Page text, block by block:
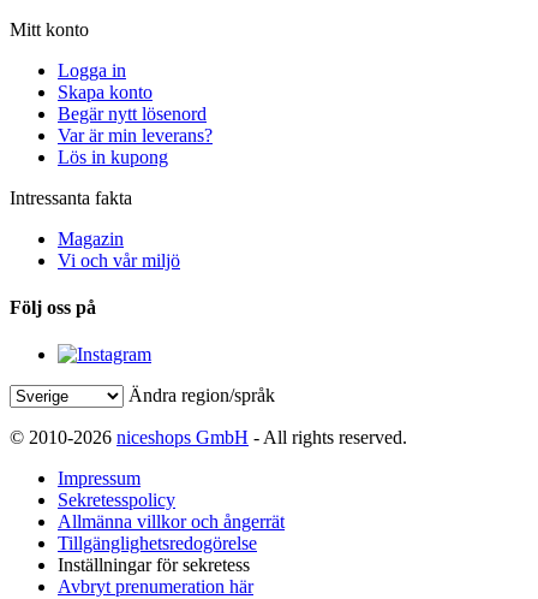
Mitt konto
Logga in
Skapa konto
Begär nytt lösenord
Var är min leverans?
Lös in kupong
Intressanta fakta
Magazin
Vi och vår miljö
Följ oss på
Ändra region/språk
© 2010-2026 niceshops GmbH - All rights reserved.
Impressum
Sekretesspolicy
Allmänna villkor och ångerrät
Tillgänglighetsredogörelse
Inställningar för sekretess
Avbryt prenumeration här